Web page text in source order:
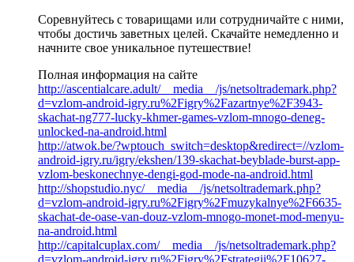
Соревнуйтесь с товарищами или сотрудничайте с ними,
чтобы достичь заветных целей. Скачайте немедленно и
начните свое уникальное путешествие!
Полная информация на сайте
http://ascentialcare.adult/__media__/js/netsoltrademark.php?
d=vzlom-android-igry.ru%2Figry%2Fazartnye%2F3943-
skachat-ng777-lucky-khmer-games-vzlom-mnogo-deneg-
unlocked-na-android.html
http://atwok.be/?wptouch_switch=desktop&redirect=//vzlom-
android-igry.ru/igry/ekshen/139-skachat-beyblade-burst-app-
vzlom-beskonechnye-dengi-god-mode-na-android.html
http://shopstudio.nyc/__media__/js/netsoltrademark.php?
d=vzlom-android-igry.ru%2Figry%2Fmuzykalnye%2F6635-
skachat-de-oase-van-douz-vzlom-mnogo-monet-mod-menyu-
na-android.html
http://capitalcuplax.com/__media__/js/netsoltrademark.php?
d=vzlom-android-igry.ru%2Figry%2Fstrategii%2F10627-